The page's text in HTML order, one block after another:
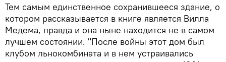
Тем самым единственное сохранившееся здание, о
котором рассказывается в книге является Вилла
Медема, правда и она ныне находится не в самом
лучшем состоянии. "После войны этот дом был
клубом льнокомбината и в нем устраивались